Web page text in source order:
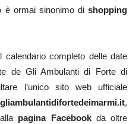
è ormai sinonimo di shopping
completo delle date
de Gli Ambulanti di Forte di
l’unico sito web ufficiale
,
pagina Facebookda oltre